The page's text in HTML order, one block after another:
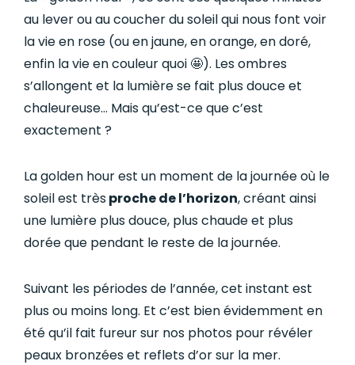
au lever ou au coucher du soleil qui nous font voir
la vie en rose (ou en jaune, en orange, en doré,
enfin la vie en couleur quoi 🤩). Les ombres
s’allongent et la lumière se fait plus douce et
chaleureuse… Mais qu’est-ce que c’est
exactement ?
La golden hour est un moment de la journée où le
soleil est trèsproche de l’horizon, créant ainsi
une lumière plus douce, plus chaude et plus
dorée que pendant le reste de la journée.
Suivant les périodes de l’année, cet instant est
plus ou moins long. Et c’est bien évidemment en
été qu’il fait fureur sur nos photos pour révéler
peaux bronzées et reflets d’or sur la mer.